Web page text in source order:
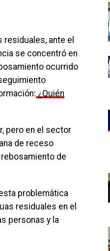
ante el
se concentró en
ocurrido
¿Quién
pero en el sector
de receso
de
problemática
residuales en el
personas y la